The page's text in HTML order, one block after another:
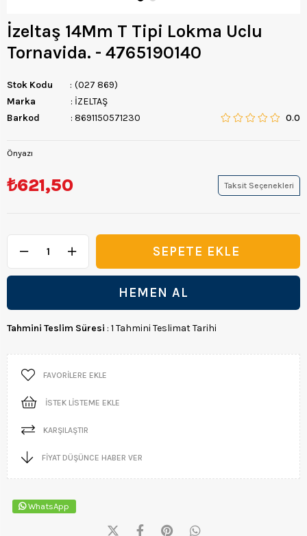
İzeltaş 14Mm T Tipi Lokma Uclu
Tornavida. - 4765190140
Stok Kodu
(027 869)
Marka
: İZELTAŞ
Barkod
: 8691150571230 0.0
Önyazı
₺621,50 Taksit Seçenekleri
Tahmini Teslim Süresi : 1 Tahmini Teslimat Tarihi
FAVORILERE EKLE
İSTEK LISTEME EKLE
KARŞILAŞTIR
FIYAT DÜŞÜNCE HABER VER
WhatsApp